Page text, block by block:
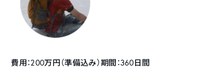
費用：200万円（準備込み）期間：360日間